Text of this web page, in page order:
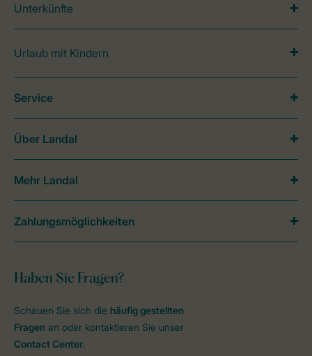
Unterkünfte
Urlaub mit Kindern
Haben Sie Fragen?
Schauen Sie sich die häufig gestellten
Fragen an oder kontaktieren Sie unser
Contact Center.
Service
Über Landal
Mehr Landal
Zahlungsmöglichkeiten